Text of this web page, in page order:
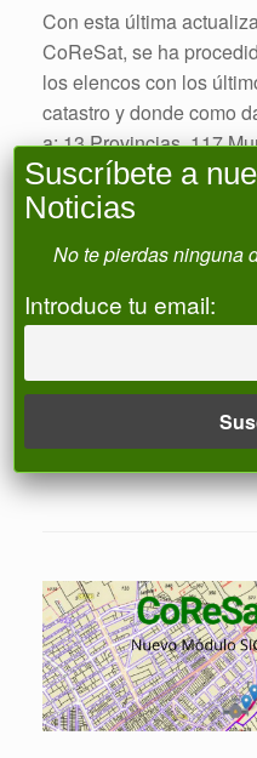
Con esta última
CoReSat, se ha
los elencos con los
catastro y donde como
a: 13 Provincias. 117
referencias en el elenco
actualización, al
acceder a él , la
referencias catastrales
En cada referencia
mantenerlos como
Suscríbete a
Noticias
No te pierdas ninguna
Introduce tu email: